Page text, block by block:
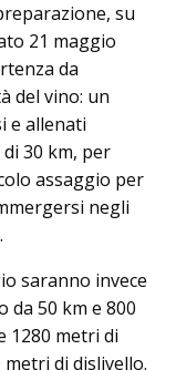
su
21 maggio
da
del vino: un
e allenati
30 km, per
assaggio per
negli
saranno invece
da 50 km e 800
1280 metri di
di dislivello.